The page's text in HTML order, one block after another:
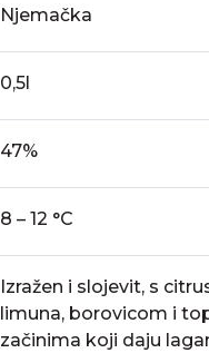
Njemačka
0,5l
47%
8 – 12 °C
Izražen i slojevit, s
limuna, borovicom i
začinima koji daju